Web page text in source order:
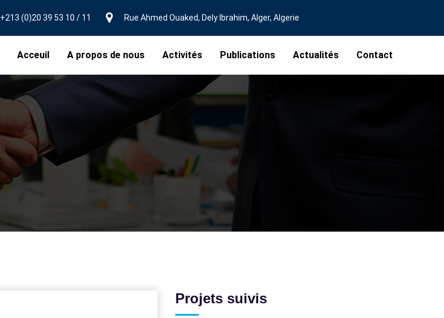
+213 (0)20 39 53 10 / 11 Rue Ahmed Ouaked, Dely Ibrahim, Alger, Algerie
Acceuil A propos de nous Activités Publications Actualités Contact
Projets suivis